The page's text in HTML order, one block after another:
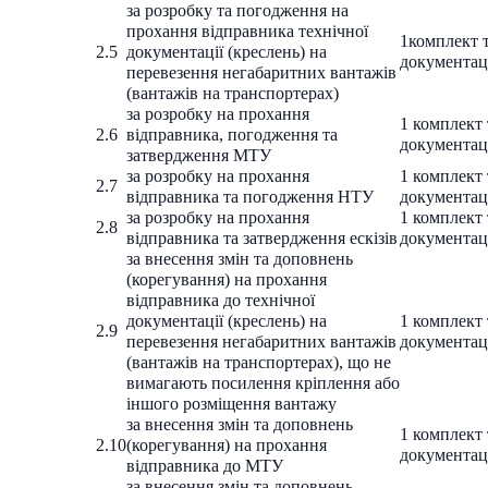
2.5
за розробку та погодження на
прохання відправника технічної
документації (креслень) на
перевезення негабаритних вантажів
(вантажів на транспортерах)
1комплект
2.6
за розробку на прохання
відправника, погодження та
затвердження МТУ
1 комплект
2.7
за розробку на прохання
відправника та погодження НТУ
1 комплект
2.8
за розробку на прохання
відправника та затвердження ескізів
1 комплект
2.9
за внесення змін та доповнень
(корегування) на прохання
відправника до технічної
документації (креслень) на
перевезення негабаритних вантажів
(вантажів на транспортерах), що не
вимагають посилення кріплення або
іншого розміщення вантажу
1 комплект
2.10
за внесення змін та доповнень
(корегування) на прохання
відправника до МТУ
1 комплект